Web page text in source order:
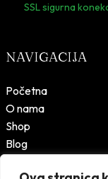
SSL sigurna
NAVIGACIJA
Početna
O nama
Shop
Blog